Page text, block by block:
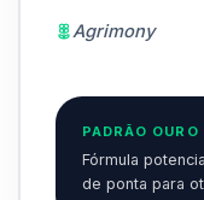
Agrimony
PADRÃO OURO
Fórmula
de ponta para